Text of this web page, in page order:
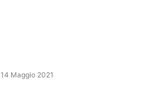
14 Maggio 2021